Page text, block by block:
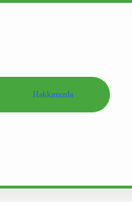
Hakkımızda